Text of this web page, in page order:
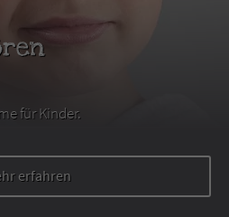
für Kinder.
erfahren